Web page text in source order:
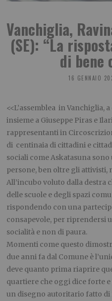
Vanchiglia,
(SE): “La
di bene
16 GENNAIO
<<L’assemblea in Vanchiglia,
insieme a Giuseppe Piras e
rappresentanti in
di centinaia di cittadini e
sociali come Askatasuna
persone, ben oltre gli
All’incubo voluto dalla destra
delle scuole e degli spazi
rispondendo con una
consapevole, per riprendersi
socialità e non di paura.
Momenti come questo
due anni fa dal Comune è
deve quanto prima riaprire
quartiere che oggi dice forte
un disegno autoritario fatto di